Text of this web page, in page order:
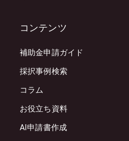
コンテンツ
補助金申請ガイド
採択事例検索
コラム
お役立ち資料
AI申請書作成